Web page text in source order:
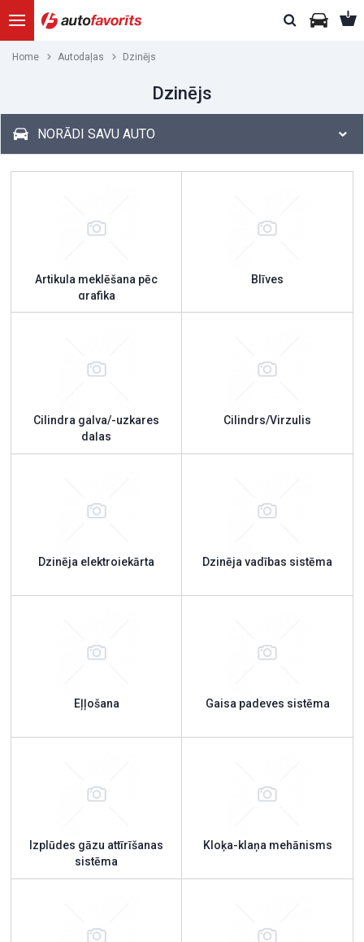
Home Autodaļas Dzinējs
Dzinējs
NORĀDI SAVU AUTO
Artikula meklēšana pēc
grafika
Blīves
Cilindra galva/-uzkares
daļas
Cilindrs/Virzulis
Dzinēja elektroiekārta Dzinēja vadības sistēma
Eļļošana Gaisa padeves sistēma
Izplūdes gāzu attīrīšanas
sistēma
Kloķa-klaņa mehānisms